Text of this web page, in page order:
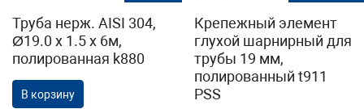
Труба нерж. AISI 304,
Ø19.0 x 1.5 х 6м,
полированная k880
В корзину
Крепежный элемент
глухой шарнирный для
трубы 19 мм,
полированный t911
PSS